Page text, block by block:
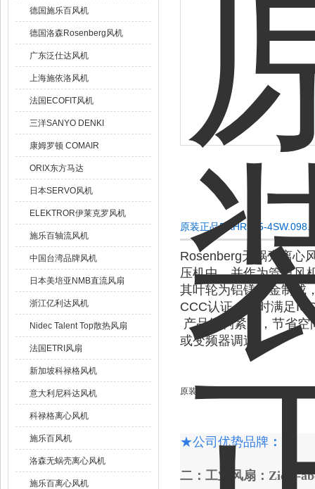
德国施乐百风机
德国洛森Rosenberg风机
广东泛仕达风机
上海施依洛风机
法国ECOFIT风机
三洋SANYO DENKI
康姆罗顿 COMAIR
ORIX东方马达
日本SERVO风机
ELEKTROR伊莱克罗风机
施乐百轴流风机
中国台湾品牌风机
日本美培亚NMB直流风扇
浙江亿利达风机
Nidec Talent Top散热风扇
法国ETRI风扇
新加坡科禄格风机
意大利尼科达风机
科禄格离心风机
施乐百风机
洛森无蜗壳离心风机
施乐百离心风机
原装正品DKHR315-
Rosenberg无蜗壳离心
压机中，并作为管道风
其叶轮为铝镁合金制成
CCC认证，同时满足
产品结构紧凑，节省
或变频器调速。
原装正品DKHR315-4SW.098.4EC
★公司优势品牌 ：
二：工业风扇：Ziehl-